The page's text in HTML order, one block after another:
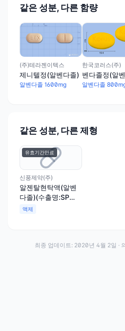
같은 성분, 다른 함량
(주)테라젠이텍스
제니텔정(알벤다졸)
알벤다졸 1600mg
한국코러스(주)
벤다졸정(알
알벤다졸
같은 성분, 다른 제형
유효기간만료
신풍제약(주)
알젠탈현탁액(알벤
다졸)(수출명:SP
Albendazole
액제
최종 업데이트: 2020년 4월 2일 ·